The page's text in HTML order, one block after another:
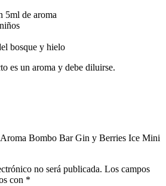
5ml de aroma
bosque y hielo
es un aroma y debe diluirse.
Bombo Bar Gin y Berries Ice Mini
no será publicada. Los campos
con *